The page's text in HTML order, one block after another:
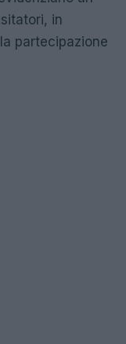
in
partecipazione